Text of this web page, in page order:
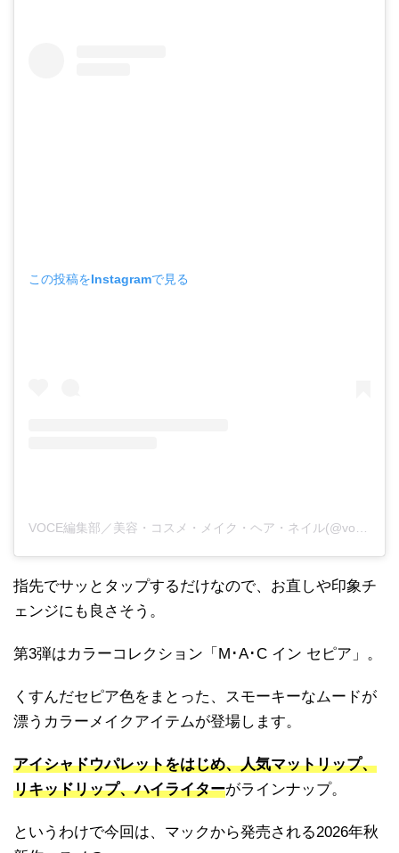
この投稿をInstagramで見る
指先でサッとタップするだけなので、お直しや印象チ
ェンジにも良さそう。
第3弾はカラーコレクション「M･A･C イン セピア」。
くすんだセピア色をまとった、スモーキーなムードが
漂うカラーメイクアイテムが登場します。
アイシャドウパレットをはじめ、人気マットリップ、
リキッドリップ、ハイライターがラインナップ。
というわけで今回は、マックから発売される2026年秋